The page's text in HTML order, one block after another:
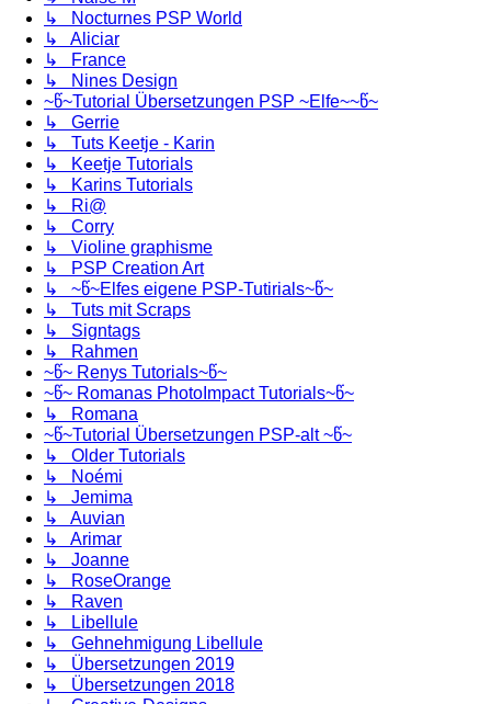
↳ Nocturnes PSP World
↳ Aliciar
↳ France
↳ Nines Design
~წ~Tutorial Übersetzungen PSP ~Elfe~~წ~
↳ Gerrie
↳ Tuts Keetje - Karin
↳ Keetje Tutorials
↳ Karins Tutorials
↳ Ri@
↳ Corry
↳ Violine graphisme
↳ PSP Creation Art
↳ ~წ~Elfes eigene PSP-Tutirials~წ~
↳ Tuts mit Scraps
↳ Signtags
↳ Rahmen
~წ~ Renys Tutorials~წ~
~წ~ Romanas PhotoImpact Tutorials~წ~
↳ Romana
~წ~Tutorial Übersetzungen PSP-alt ~წ~
↳ Older Tutorials
↳ Noémi
↳ Jemima
↳ Auvian
↳ Arimar
↳ Joanne
↳ RoseOrange
↳ Raven
↳ Libellule
↳ Gehnehmigung Libellule
↳ Übersetzungen 2019
↳ Übersetzungen 2018